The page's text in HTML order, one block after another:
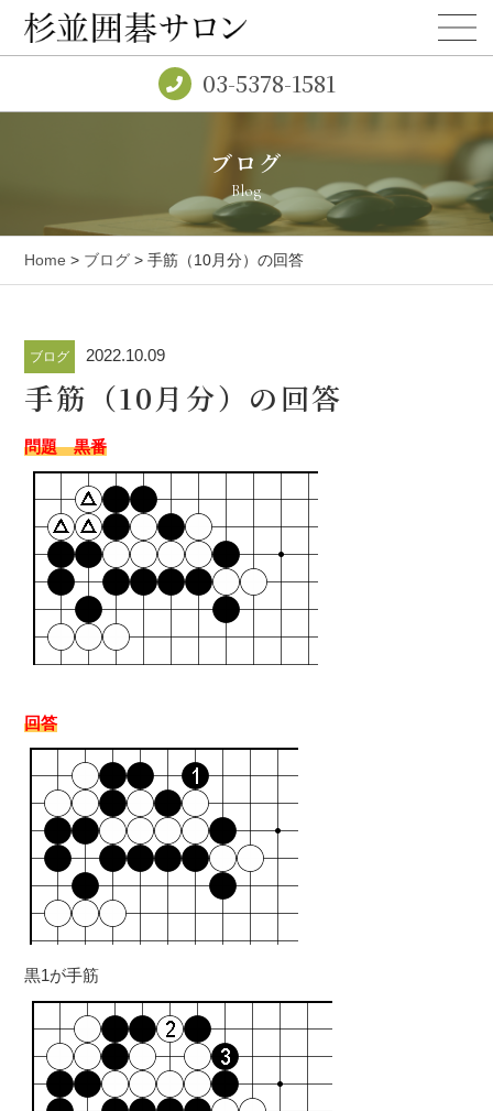
03-5378-1581
ブログ
Blog
Home > ブログ > 手筋（10月分）の回答
ブログ 2022.10.09
手筋（10月分）の回答
問題 黒番
回答
黒1が手筋